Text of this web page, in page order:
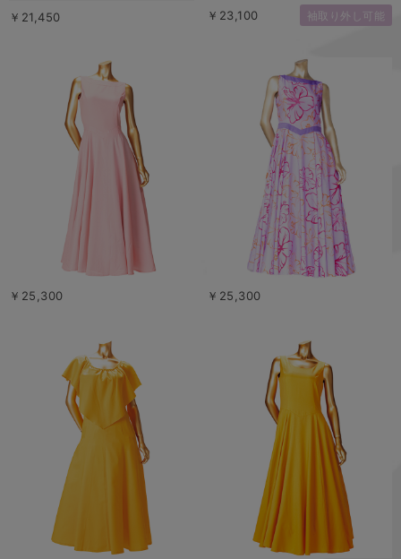
￥21,450 ￥23,100 袖取り外し可能
￥25,300 ￥25,300